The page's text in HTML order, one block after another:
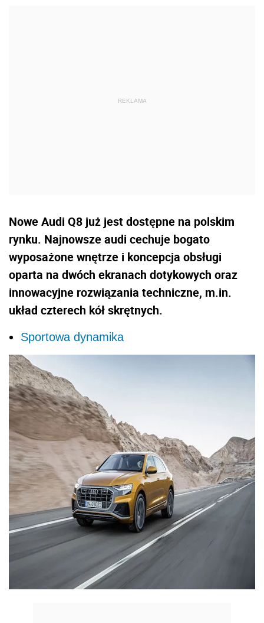
Nowe Audi Q8 już jest dostępne na polskim
rynku. Najnowsze audi cechuje bogato
wyposażone wnętrze i koncepcja obsługi
oparta na dwóch ekranach dotykowych oraz
innowacyjne rozwiązania techniczne, m.in.
układ czterech kół skrętnych.
Sportowa dynamika